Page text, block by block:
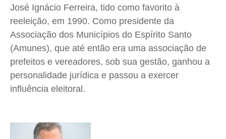
José Ignácio Ferreira, tido como favorito à
reeleição, em 1990. Como presidente da
Associação dos Municípios do Espírito Santo
(Amunes), que até então era uma associação de
prefeitos e vereadores, sob sua gestão, ganhou a
personalidade jurídica e passou a exercer
influência eleitoral.